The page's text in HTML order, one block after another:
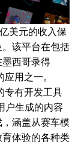
美元的收入保
该平台在包括
西哥录得
用之一。
专有开发工具
户生成的内容
涵盖从赛车模
体验的各种类